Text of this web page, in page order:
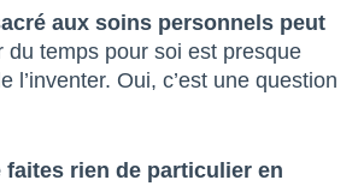
aux soins personnels peut
du temps pour soi est presque
l’inventer. Oui, c’est une question
rien de particulier en